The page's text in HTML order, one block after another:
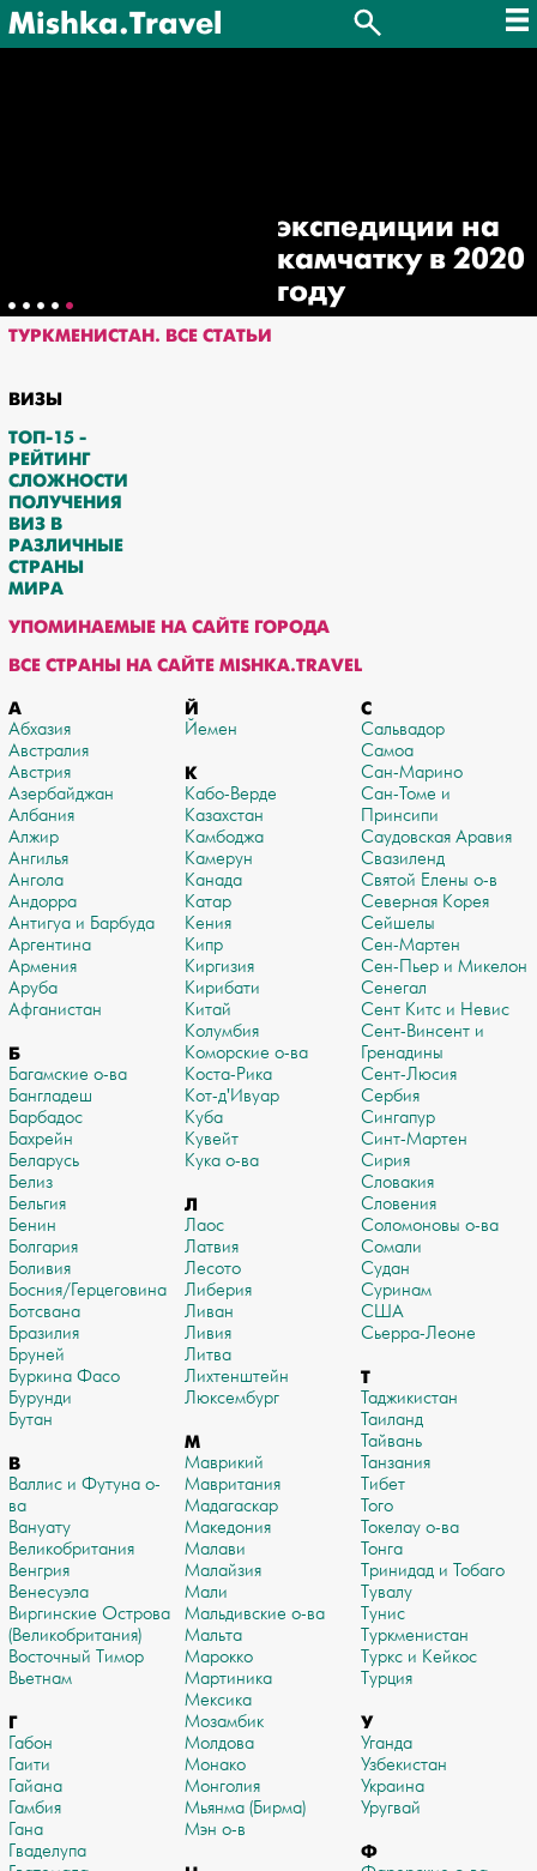
Mishka.Travel
экспедиции на
камчатку в 2020
году
ТУРКМЕНИСТАН. ВСЕ СТАТЬИ
ВИЗЫ
ТОП-15 -
РЕЙТИНГ
СЛОЖНОСТИ
ПОЛУЧЕНИЯ
ВИЗ В
РАЗЛИЧНЫЕ
СТРАНЫ
МИРА
УПОМИНАЕМЫЕ НА САЙТЕ ГОРОДА
ВСЕ СТРАНЫ НА САЙТЕ MISHKA.TRAVEL
А
Абхазия
Австралия
Австрия
Азербайджан
Албания
Алжир
Ангилья
Ангола
Андорра
Антигуа и Барбуда
Аргентина
Армения
Аруба
Афганистан
Б
Багамские о-ва
Бангладеш
Барбадос
Бахрейн
Беларусь
Белиз
Бельгия
Бенин
Болгария
Боливия
Босния/Герцеговина
Ботсвана
Бразилия
Бруней
Буркина Фасо
Бурунди
Бутан
В
Валлис и Футуна о-
ва
Вануату
Великобритания
Венгрия
Венесуэла
Виргинские Острова
(Великобритания)
Восточный Тимор
Вьетнам
Г
Габон
Гаити
Гайана
Гамбия
Гана
Гваделупа
Й
Йемен
К
Кабо-Верде
Казахстан
Камбоджа
Камерун
Канада
Катар
Кения
Кипр
Киргизия
Кирибати
Китай
Колумбия
Коморские о-ва
Коста-Рика
Кот-д'Ивуар
Куба
Кувейт
Кука о-ва
Л
Лаос
Латвия
Лесото
Либерия
Ливан
Ливия
Литва
Лихтенштейн
Люксембург
М
Маврикий
Мавритания
Мадагаскар
Македония
Малави
Малайзия
Мали
Мальдивские о-ва
Мальта
Марокко
Мартиника
Мексика
Мозамбик
Молдова
Монако
Монголия
Мьянма (Бирма)
Мэн о-в
С
Сальвадор
Самоа
Сан-Марино
Сан-Томе и
Принсипи
Саудовская Аравия
Свазиленд
Святой Елены о-в
Северная Корея
Сейшелы
Сен-Мартен
Сен-Пьер и Микелон
Сенегал
Сент Китс и Невис
Сент-Винсент и
Гренадины
Сент-Люсия
Сербия
Сингапур
Синт-Мартен
Сирия
Словакия
Словения
Соломоновы о-ва
Сомали
Судан
Суринам
США
Сьерра-Леоне
Т
Таджикистан
Таиланд
Тайвань
Танзания
Тибет
Того
Токелау о-ва
Тонга
Тринидад и Тобаго
Тувалу
Тунис
Туркменистан
Туркс и Кейкос
Турция
У
Уганда
Узбекистан
Украина
Уругвай
Ф